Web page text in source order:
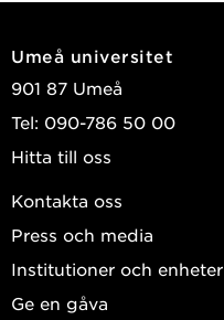
Umeå universitet
901 87 Umeå
Tel: 090-786 50 00
Hitta till oss
Kontakta oss
Press och media
Institutioner och enheter
Ge en gåva